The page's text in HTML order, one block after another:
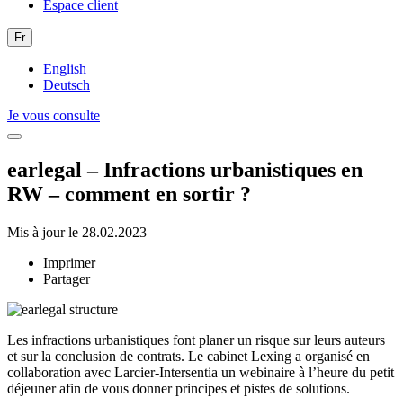
Espace client
Fr
English
Deutsch
Je vous consulte
earlegal – Infractions urbanistiques en
RW – comment en sortir ?
Mis à jour le 28.02.2023
Imprimer
Partager
Les infractions urbanistiques font planer un risque sur leurs auteurs
et sur la conclusion de contrats. Le cabinet Lexing a organisé en
collaboration avec Larcier-Intersentia un webinaire à l’heure du petit
déjeuner afin de vous donner principes et pistes de solutions.